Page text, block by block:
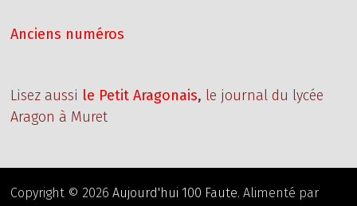
Anciens numéros
Lisez aussi le Petit Aragonais, le journal du lycée
Aragon à Muret
Copyright © 2026Aujourd'hui 100 Faute. Alimenté par